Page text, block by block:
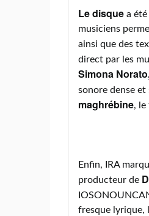
Le disque a
musiciens
ainsi que des
direct par les
Simona
sonore dense et
maghrébine, le
Enfin, IRA
producteur de
fresque lyrique,